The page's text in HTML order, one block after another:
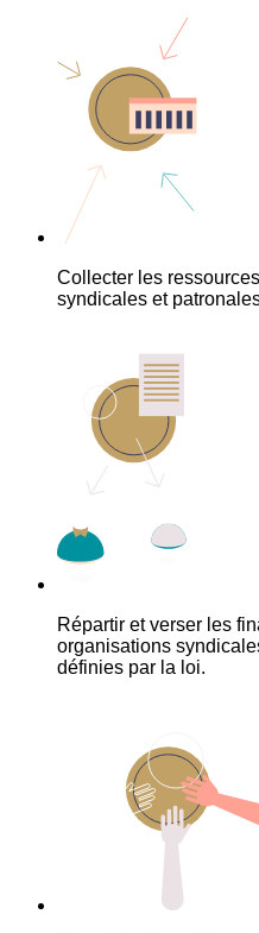
Collecter les
syndicales et
Répartir et verser les
organisations
définies par la loi.